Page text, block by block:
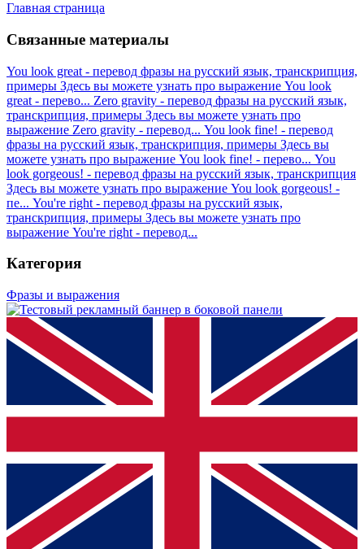
Главная страница
Связанные материалы
You look great - перевод фразы на русский язык, транскрипция,
примеры Здесь вы можете узнать про выражение You look
great - перево... Zero gravity - перевод фразы на русский язык,
транскрипция, примеры Здесь вы можете узнать про
выражение Zero gravity - перевод... You look fine! - перевод
фразы на русский язык, транскрипция, примеры Здесь вы
можете узнать про выражение You look fine! - перево... You
look gorgeous! - перевод фразы на русский язык, транскрипция
Здесь вы можете узнать про выражение You look gorgeous! -
пе... You're right - перевод фразы на русский язык,
транскрипция, примеры Здесь вы можете узнать про
выражение You're right - перевод...
Категория
Фразы и выражения